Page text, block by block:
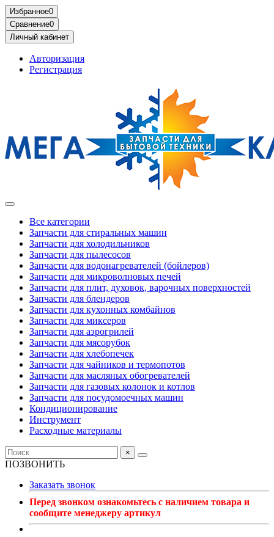
Избранное0
Сравнение0
Личный кабинет
Авторизация
Регистрация
Все категории
Запчасти для стиральных машин
Запчасти для холодильников
Запчасти для пылесосов
Запчасти для водонагревателей (бойлеров)
Запчасти для микроволновых печей
Запчасти для плит, духовок, варочных поверхностей
Запчасти для блендеров
Запчасти для кухонных комбайнов
Запчасти для миксеров
Запчасти для аэрогрилей
Запчасти для мясорубок
Запчасти для хлебопечек
Запчасти для чайников и термопотов
Запчасти для масляных обогревателей
Запчасти для газовых колонок и котлов
Запчасти для посудомоечных машин
Кондиционирование
Инструмент
Расходные материалы
×
ПОЗВОНИТЬ
Заказать звонок
Перед звонком ознакомьтесь с наличием товара и
сообщите менеджеру артикул